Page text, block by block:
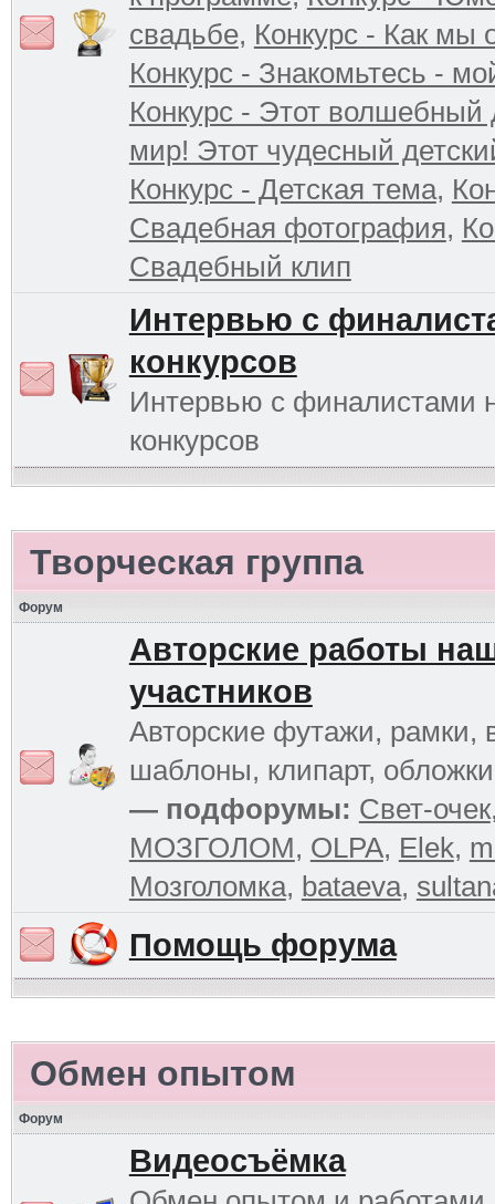
свадьбе, Конкурс - Как мы
Конкурс - Знакомьтесь -
Конкурс - Этот волшебный
мир! Этот чудесный
Конкурс - Детская тема,
Свадебная фотография,
Свадебный клип
Интервью с
конкурсов
Интервью с финалистами
конкурсов
Творческая группа
Форум
Авторские работы
участников
Авторские футажи, рамки,
шаблоны, клипарт,
— подфорумы: Свет-очек
МОЗГОЛОМ, OLPA, Elek,
Мозголомка, bataeva,
Помощь форума
Обмен опытом
Форум
Видеосъёмка